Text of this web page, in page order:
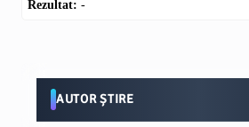
Rezultat: -
AUTOR ȘTIRE